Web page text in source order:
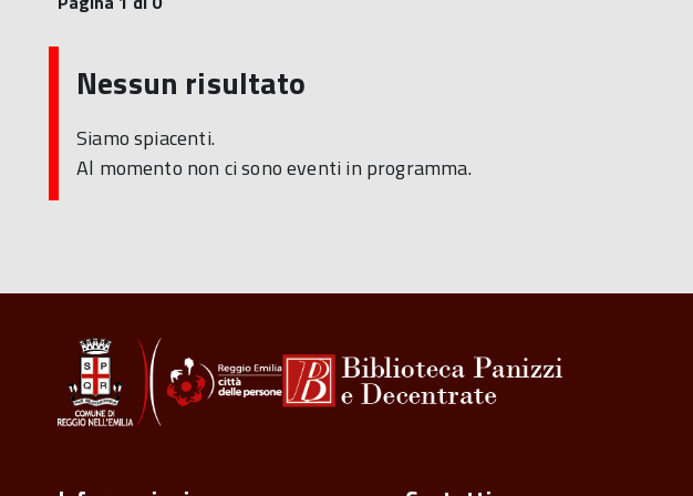
Nessun risultato
Siamo spiacenti.
Al momento non ci sono eventi in programma.